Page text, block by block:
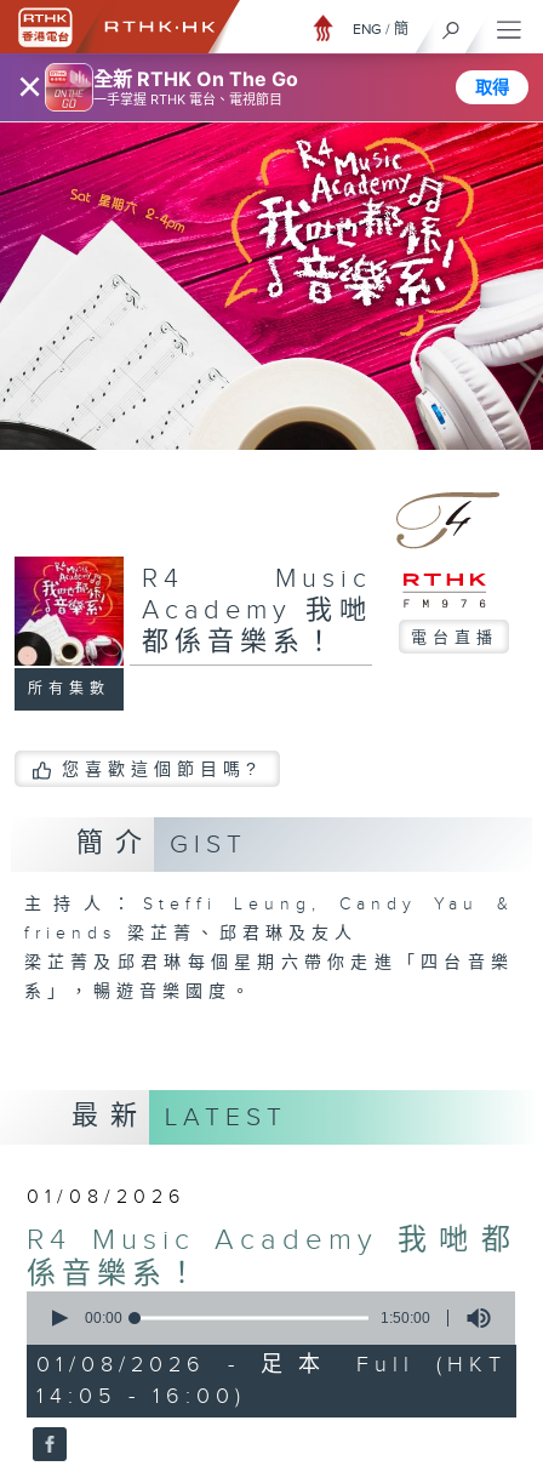
× 全新 RTHK On The Go
一手掌握 RTHK 電台、電視節目
取得
ENG / 簡
所有集數
R4 Music
Academy 我哋
都係音樂系！
電台直播
您喜歡這個節目嗎?
簡介 GIST
主持人：Steffi Leung, Candy Yau &
friends 梁芷菁、邱君琳及友人
梁芷菁及邱君琳每個星期六帶你走進「四台音樂
系」，暢遊音樂國度。
最新 LATEST
01/08/2026
R4 Music Academy 我哋都
係音樂系！
seconds
1
hour,
50
minutes,
0
seconds
00:00 1:50:00
01/08/2026 - 足本 Full (HKT
14:05 - 16:00)